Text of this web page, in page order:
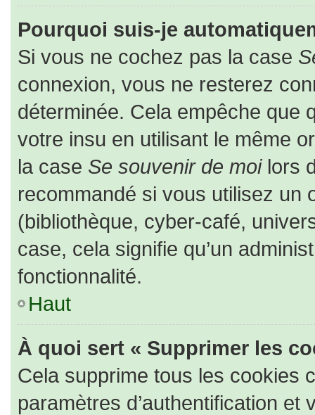
Pourquoi suis-je
Si vous ne cochez pas la case
connexion, vous ne resterez
déterminée. Cela empêche que
votre insu en utilisant le même
la case Se souvenir de moilors
recommandé si vous utilisez un
(bibliothèque, cyber-café,
case, cela signifie qu’un
fonctionnalité.
Haut
À quoi sert « Supprimer les
Cela supprime tous les cookies
paramètres d’authentification